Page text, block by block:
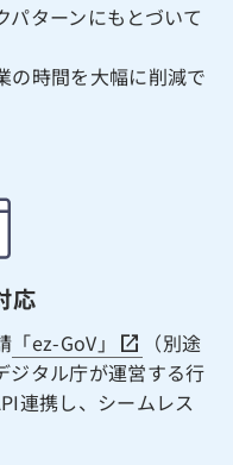
パターンにもとづいて
の時間を大幅に削減で
応
「ez-GoV」
（別途
ジタル庁が運営する行
連携し、シームレス